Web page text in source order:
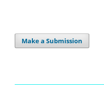
Make a Submission